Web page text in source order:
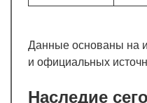
Данные основаны на
и официальных
Наследие